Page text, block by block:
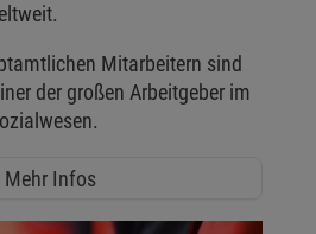
Mitarbeitern sind
der großen Arbeitgeber im
Mehr Infos